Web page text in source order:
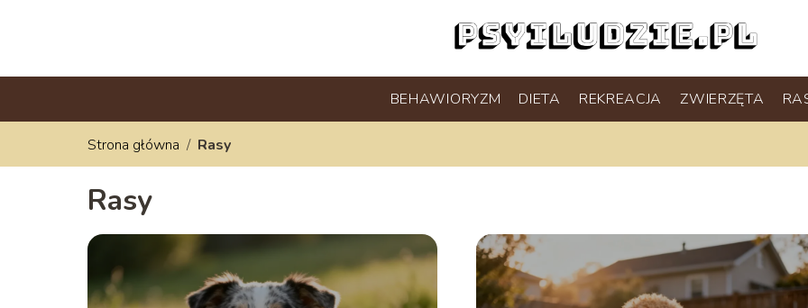
BEHAWIORYZM DIETA REKREACJA ZWIERZĘTA
Strona główna / Rasy
Rasy